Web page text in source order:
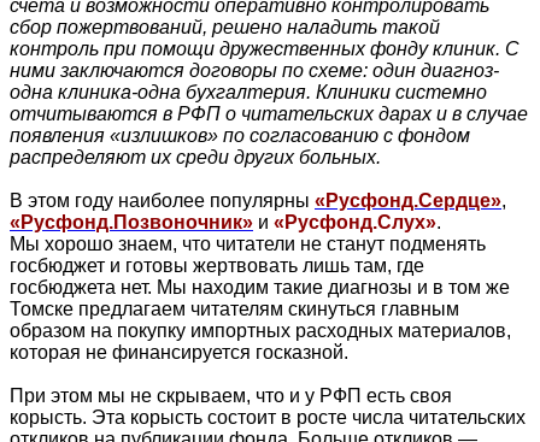
счета и возможности оперативно контролировать
сбор пожертвований, решено наладить такой
контроль при помощи дружественных фонду клиник. С
ними заключаются договоры по схеме: один диагноз-
одна клиника-одна бухгалтерия. Клиники системно
отчитываются в РФП о читательских дарах и в случае
появления «излишков» по согласованию с фондом
распределяют их среди других больных.
В этом году наиболее популярны «Русфонд.Сердце»,
«Русфонд.Позвоночник» и «Русфонд.Слух».
Мы хорошо знаем, что читатели не станут подменять
госбюджет и готовы жертвовать лишь там, где
госбюджета нет. Мы находим такие диагнозы и в том же
Томске предлагаем читателям скинуться главным
образом на покупку импортных расходных материалов,
которая не финансируется госказной.
При этом мы не скрываем, что и у РФП есть своя
корысть. Эта корысть состоит в росте числа читательских